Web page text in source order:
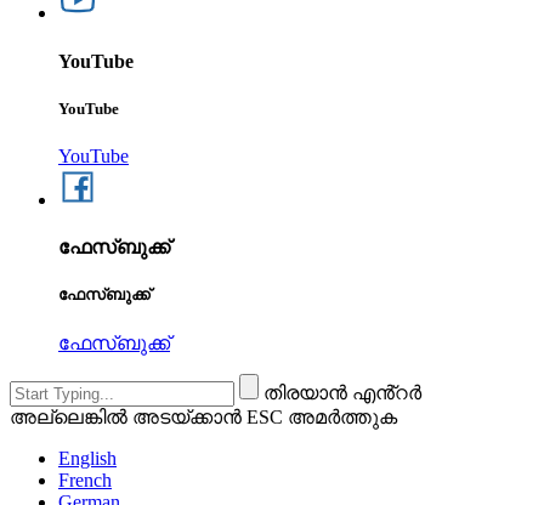
YouTube
YouTube
YouTube
ഫേസ്ബുക്ക്
ഫേസ്ബുക്ക്
ഫേസ്ബുക്ക്
തിരയാൻ എൻ്റർ
അല്ലെങ്കിൽ അടയ്ക്കാൻ ESC അമർത്തുക
English
French